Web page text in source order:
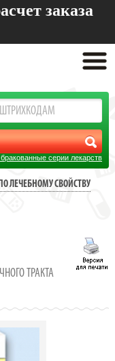
заказа
серии лекарств
ЛЕЧЕБНОМУ СВОЙСТВУ
ТРАКТА